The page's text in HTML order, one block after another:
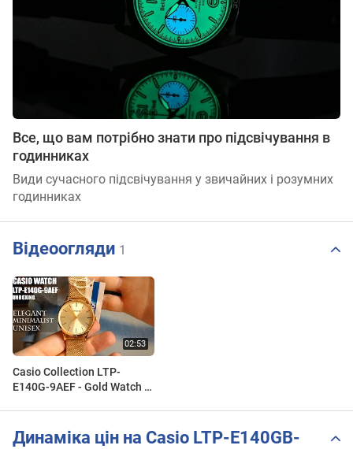
Все, що вам потрібно знати про підсвічування в
годинниках
Види сучасного підсвічування у звичайних і розумних
годинниках
Відеоогляди 1
Casio Collection LTP-
E140G-9AEF - Gold Watch |
Динаміка цін на Casio LTP-E140GB-